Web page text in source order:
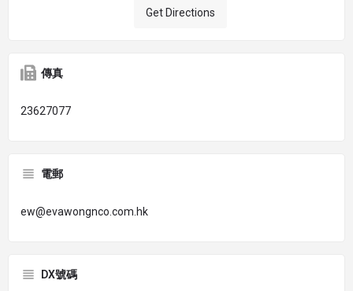
Get Directions
傳真
23627077
電郵
ew@evawongnco.com.hk
DX號碼